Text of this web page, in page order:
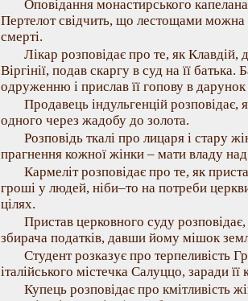
Оповідання монастирського
Пертелот свідчить, що лестощами можна
смерті.
Лікар розповідає про те, як
Віргінії, подав скаргу в суд на її
одруженню і прислав її гопову в
Продавець індульгенцій розповідає,
одного через жадобу до золота.
Розповідь ткалі про лицаря і стару
прагнення кожної жінки – мати владу
Кармеліт розповідає про те, як
гроші у людей, ніби–то на потреби
цілях.
Пристав церковного суду
збирача податків, давши йому мішок
Студент розказує про терпеливість
італійського містечка Салуццо, заради
Купець розповідає про кмітливість